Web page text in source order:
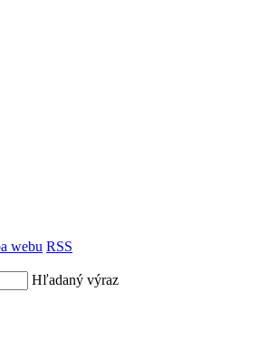
webu RSS
Hľadaný výraz